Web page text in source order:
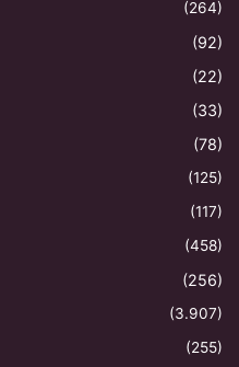
(264)
(92)
(22)
(33)
(78)
(125)
(117)
(458)
(256)
(3.907)
(255)